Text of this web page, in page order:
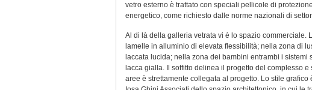
vetro esterno è trattato con speciali pellicole di
energetico, come richiesto dalle norme nazionali di
Al di là della galleria vetrata vi è lo spazio commerciale.
lamelle in alluminio di elevata flessibilità; nella zona di
laccata lucida; nella zona dei bambini entrambi i
lacca gialla. Il soffitto delinea il progetto del complesso
aree è strettamente collegata al progetto. Lo stile